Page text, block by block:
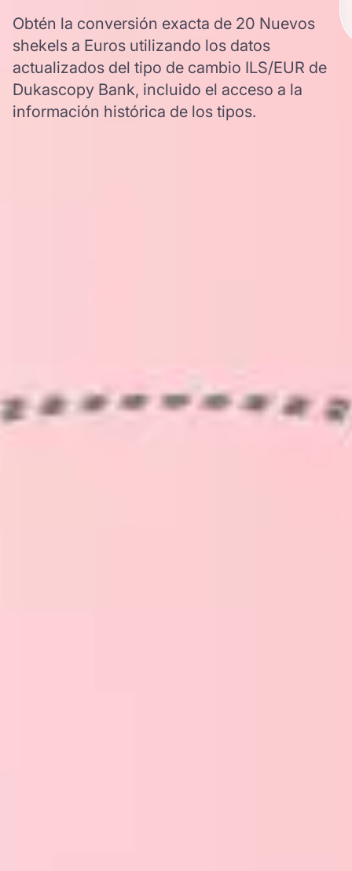
Obtén la conversión exacta de 20 Nuevos
shekels a Euros utilizando los datos
actualizados del tipo de cambio ILS/EUR de
Dukascopy Bank, incluido el acceso a la
información histórica de los tipos.